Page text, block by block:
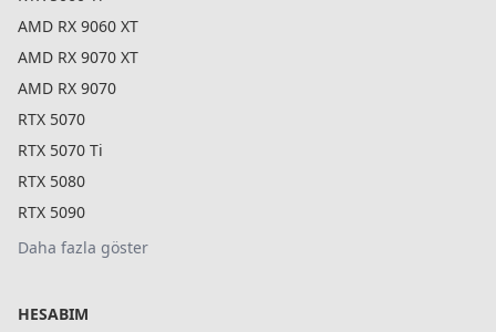
AMD RX 9060 XT
AMD RX 9070 XT
AMD RX 9070
RTX 5070
RTX 5070 Ti
RTX 5080
RTX 5090
Daha fazla göster
HESABIM